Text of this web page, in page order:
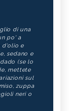
di una
po' a
d'olio e
sedano e
(se lo
mettete
sul
zuppa
neri o